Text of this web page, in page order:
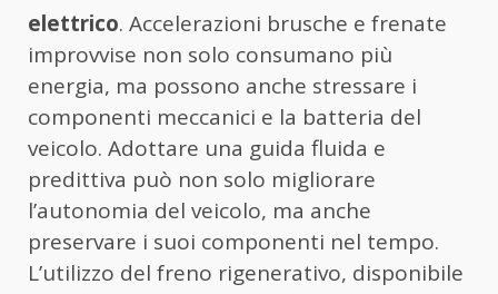
elettrico. Accelerazioni brusche e frenate
improvvise non solo consumano più
energia, ma possono anche stressare i
componenti meccanici e la batteria del
veicolo. Adottare una guida fluida e
predittiva può non solo migliorare
l’autonomia del veicolo, ma anche
preservare i suoi componenti nel tempo.
L’utilizzo del freno rigenerativo, disponibile